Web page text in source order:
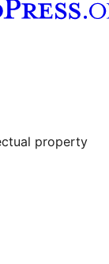
property